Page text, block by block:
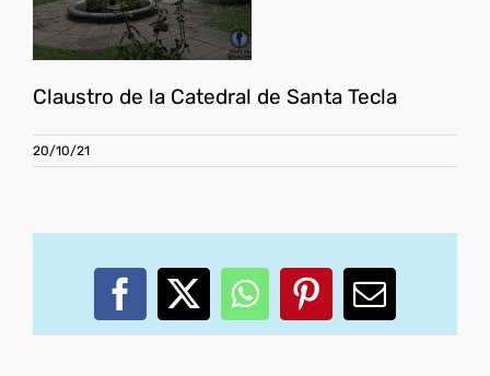
Claustro de la Catedral de Santa Tecla
20/10/21
Facebook
X WhatsApp
PinterestCorreo